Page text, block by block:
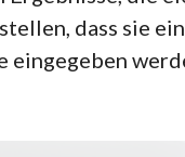
dass sie